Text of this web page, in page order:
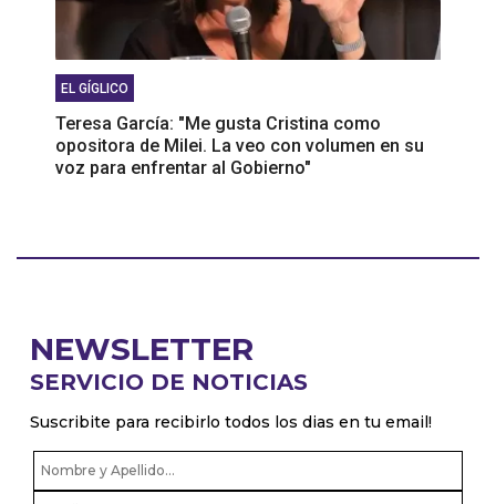
EL GÍGLICO
Teresa García: "Me gusta Cristina como
opositora de Milei. La veo con volumen en su
voz para enfrentar al Gobierno"
NEWSLETTER
SERVICIO DE NOTICIAS
Suscribite para recibirlo todos los dias en tu email!